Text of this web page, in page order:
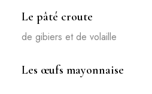
Le pâté croute
de gibiers et de volaille
Les œufs mayonnaise